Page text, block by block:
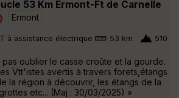
53 Km Ermont-Ft de Carnelle
Ermont
à assistance électrique 53 km
510
pas oublier le casse croûte et la gourde.
Vtt'istes avertis à travers forets,étangs
la région à découvrir, les étangs de la
etc... (Maj : 30/03/2025) »